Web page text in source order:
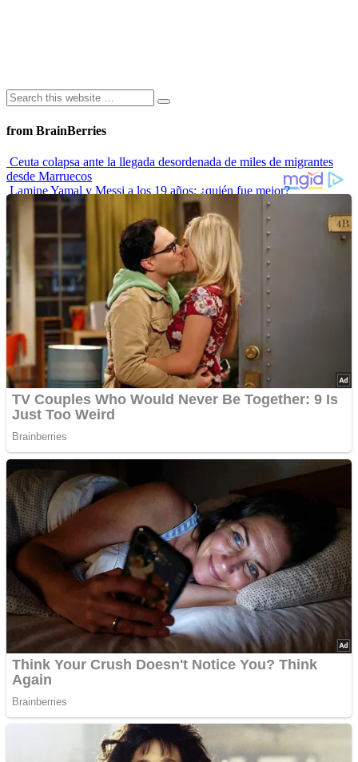
from BrainBerries
Ceuta colapsa ante la llegada desordenada de miles de migrantes
desde Marruecos
Lamine Yamal y Messi a los 19 años: ¿quién fue mejor?
“Envidiosa”, la serie argentina que muestra a una mujer real
Las 10 influencers latinas plus size que inspiran a sus seguidoras
La princesa Leonor finaliza su formación militar y se prepara para
liderar
Advertisements